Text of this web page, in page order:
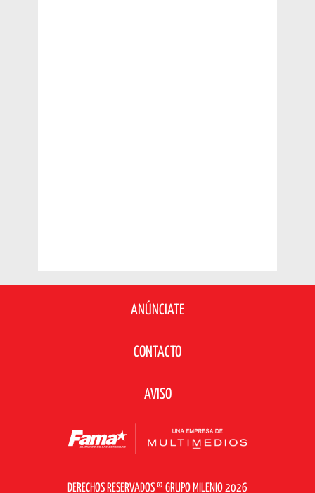
ANÚNCIATE
CONTACTO
AVISO
DERECHOS RESERVADOS © GRUPO MILENIO 2026